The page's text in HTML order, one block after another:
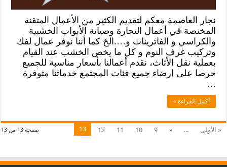
نجار العاصمة معكم لتقديم الكثير من الأعمال المتقنة
المختصة في أعمال النجارة وصيانة الأبواب الخشبية
والكراسي و الفاترينات و….الخ كما أننا نوفر عمال لفك
وتركيب غرف النوم و كل ما يخص الخشب عند القيام
بعملية نقل الأثاث، نقدم أعمالنا بأسعار مناسبة للجميع
حرصا على إرضاء جميع فئات المجتمع خدماتنا متوفرة
…
أكمل القراءة »
صفحة 13 من 13 « الأولى ...
«
9
10
11
12
13